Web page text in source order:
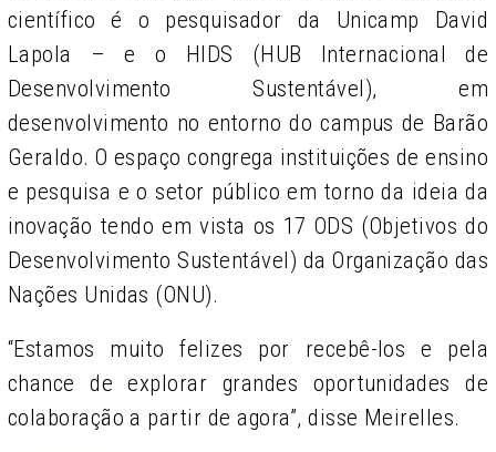
científico é o pesquisador da Unicamp David
Lapola – e o HIDS (HUB Internacional de
Desenvolvimento Sustentável), em
desenvolvimento no entorno do campus de Barão
Geraldo. O espaço congrega instituições de ensino
e pesquisa e o setor público em torno da ideia da
inovação tendo em vista os 17 ODS (Objetivos do
Desenvolvimento Sustentável) da Organização das
Nações Unidas (ONU).
“Estamos muito felizes por recebê-los e pela
chance de explorar grandes oportunidades de
colaboração a partir de agora”, disse Meirelles.